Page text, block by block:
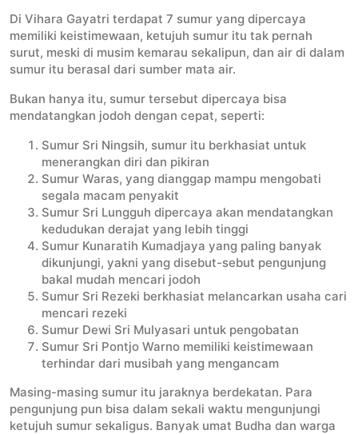
Di Vihara Gayatri terdapat 7 sumur yang dipercaya
memiliki keistimewaan, ketujuh sumur itu tak pernah
surut, meski di musim kemarau sekalipun, dan air di dalam
sumur itu berasal dari sumber mata air.
Bukan hanya itu, sumur tersebut dipercaya bisa
mendatangkan jodoh dengan cepat, seperti:
Sumur Sri Ningsih, sumur itu berkhasiat untuk
menerangkan diri dan pikiran
Sumur Waras, yang dianggap mampu mengobati
segala macam penyakit
Sumur Sri Lungguh dipercaya akan mendatangkan
kedudukan derajat yang lebih tinggi
Sumur Kunaratih Kumadjaya yang paling banyak
dikunjungi, yakni yang disebut-sebut pengunjung
bakal mudah mencari jodoh
Sumur Sri Rezeki berkhasiat melancarkan usaha cari
mencari rezeki
Sumur Dewi Sri Mulyasari untuk pengobatan
Sumur Sri Pontjo Warno memiliki keistimewaan
terhindar dari musibah yang mengancam
Masing-masing sumur itu jaraknya berdekatan. Para
pengunjung pun bisa dalam sekali waktu mengunjungi
ketujuh sumur sekaligus. Banyak umat Budha dan warga